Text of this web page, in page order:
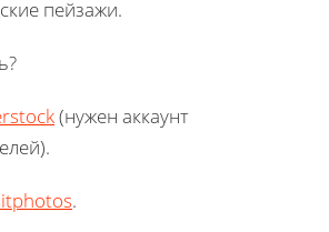
пейзажи.
(нужен аккаунт
.